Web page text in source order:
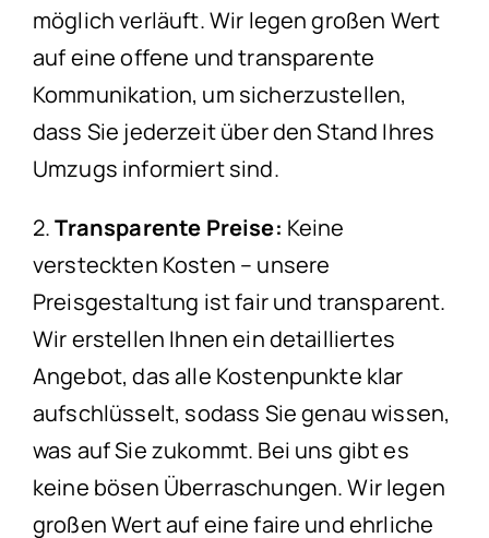
möglich verläuft. Wir legen großen Wert
auf eine offene und transparente
Kommunikation, um sicherzustellen,
dass Sie jederzeit über den Stand Ihres
Umzugs informiert sind.
2.Transparente Preise: Keine
versteckten Kosten – unsere
Preisgestaltung ist fair und transparent.
Wir erstellen Ihnen ein detailliertes
Angebot, das alle Kostenpunkte klar
aufschlüsselt, sodass Sie genau wissen,
was auf Sie zukommt. Bei uns gibt es
keine bösen Überraschungen. Wir legen
großen Wert auf eine faire und ehrliche